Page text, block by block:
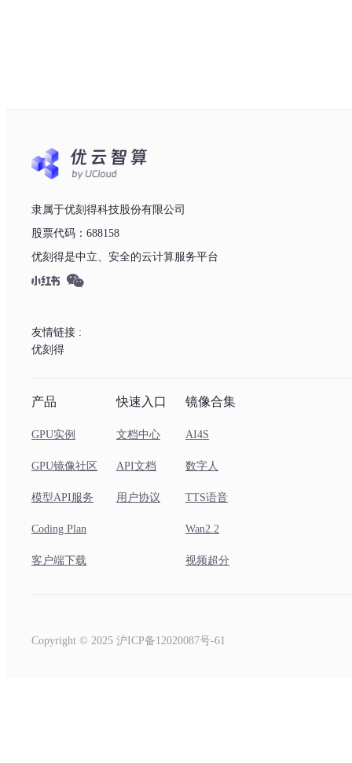
隶属于优刻得科技股份有限公司
股票代码：688158
优刻得是中立、安全的云计算服务平台
友情链接 :
优刻得
产品
GPU实例
GPU镜像社区
模型API服务
Coding Plan
客户端下载
快速入口
文档中心
API文档
用户协议
镜像合集
AI4S
数字人
TTS语音
Wan2.2
视频超分
Copyright © 2025 沪ICP备12020087号-61